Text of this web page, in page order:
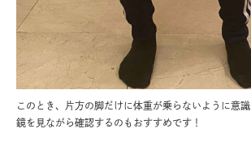
このとき、片方の脚だけに体重が乗らないように意識
鏡を見ながら確認するのもおすすめです！